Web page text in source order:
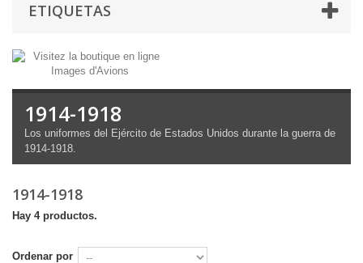
ETIQUETAS
1914-1918
Los uniformes del Ejército de Estados Unidos durante la guerra de
1914-1918.
1914-1918
Hay 4 productos.
Ordenar por